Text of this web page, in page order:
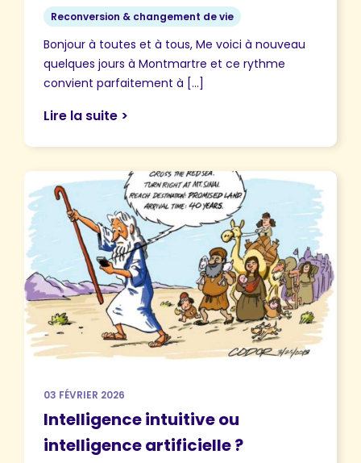
Reconversion & changement de vie
Bonjour à toutes et à tous, Me voici à nouveau
quelques jours à Montmartre et ce rythme
convient parfaitement à […]
Lire la suite >
03 FÉVRIER 2026
Intelligence intuitive ou
intelligence artificielle ?